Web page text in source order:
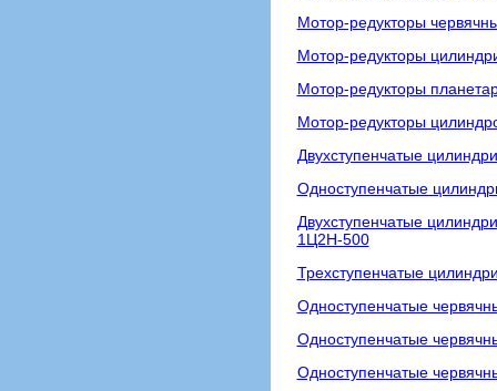
Мотор-редукторы
Мотор-редукторы
Мотор-редукторы
Мотор-редукторы
Двухступенчатые
Одноступенчатые
Двухступенчатые
1Ц2Н-500
Трехступенчатые
Одноступенчатые
Одноступенчатые
Одноступенчатые